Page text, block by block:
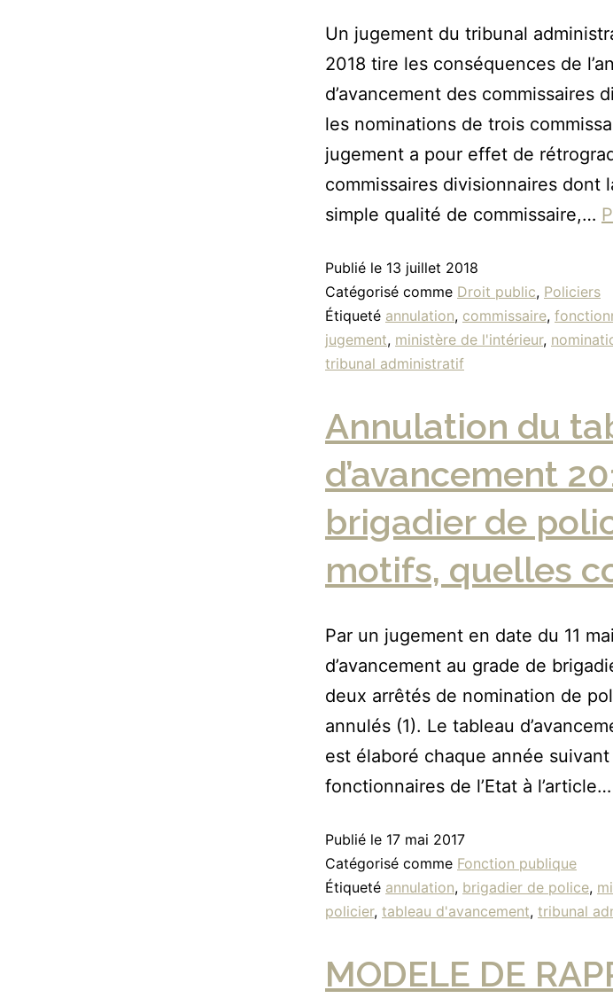
Un jugement du tribunal
2018 tire les conséquences de
d’avancement des commissaires
les nominations de trois
jugement a pour effet de
commissaires divisionnaires dont
simple qualité de commissaire,…
Publié le 13 juillet 2018
Catégorisé comme Droit public, Policiers
Étiqueté annulation, commissaire,
jugement, ministère de l'intérieur,
tribunal administratif
Annulation du
d’avancement
brigadier de
motifs, quelles
Par un jugement en date du 11
d’avancement au grade de
deux arrêtés de nomination de
annulés (1). Le tableau
est élaboré chaque année
fonctionnaires de l’Etat à l’article…
Publié le 17 mai 2017
Catégorisé comme Fonction publique
Étiqueté annulation, brigadier de police,
policier, tableau d'avancement, tribunal
MODELE DE